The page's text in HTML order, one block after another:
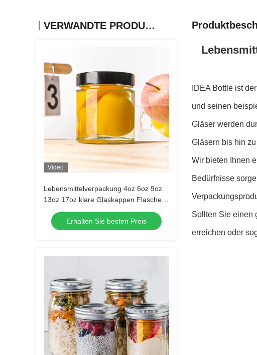
VERWANDTE PRODUKTE
Video
Lebensmittelverpackung 4oz 6oz 9oz
13oz 17oz klare Glaskappen Flaschen
Vollset Frost Glasglasglas mit
MetalldeckelErhalten Sie besten Preis
IDEA Bottle ist
und seinen
Gläser werden
Gläsern bis hin
Wir bieten Ihnen
Bedürfnisse
Sollten Sie einen
erreichen oder